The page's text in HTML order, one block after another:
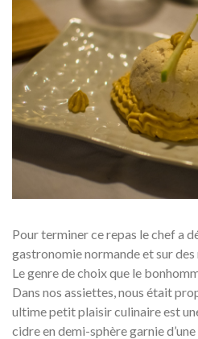
Pour terminer ce repas le chef a
gastronomie normande et sur
Le genre de choix que le
Dans nos assiettes, nous était
ultime petit plaisir culinaire est
cidre en demi-sphère garnie